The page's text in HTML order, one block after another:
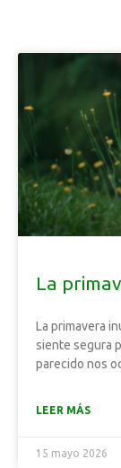
La
La primavera
siente segura
parecido nos
LEER MÁS
15 mayo 2026